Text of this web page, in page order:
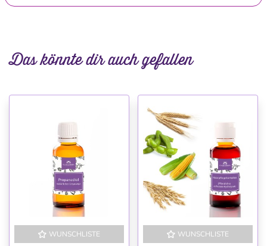
Das könnte dir auch gefallen
WUNSCHLISTE WUNSCHLISTE